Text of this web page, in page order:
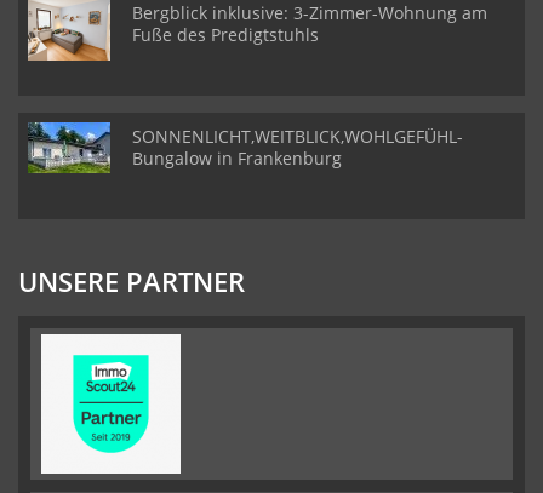
Bergblick inklusive: 3-Zimmer-Wohnung am
Fuße des Predigtstuhls
SONNENLICHT,WEITBLICK,WOHLGEFÜHL-
Bungalow in Frankenburg
UNSERE PARTNER